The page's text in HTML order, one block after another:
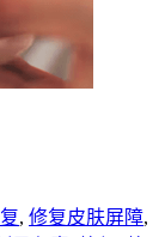
, 修复皮肤屏障,